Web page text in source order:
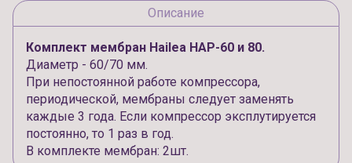
Описание
Комплект мембран Hailea HAP-60 и 80.
Диаметр - 60/70 мм.
При непостоянной работе компрессора,
периодической, мембраны следует заменять
каждые 3 года. Если компрессор эксплутируется
постоянно, то 1 раз в год.
В комплекте мембран: 2шт.